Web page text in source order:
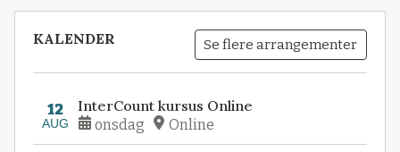
KALENDER Se flere arrangementer
12
AUG
InterCount kursus Online
onsdag Online